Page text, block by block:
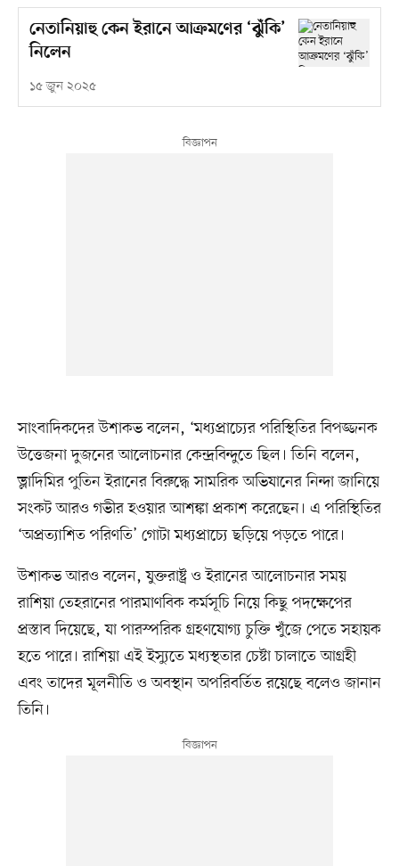
নেতানিয়াহু কেন ইরানে আক্রমণের ‘ঝুঁকি’
নিলেন
১৫ জুন ২০২৫
সাংবাদিকদের উশাকভ বলেন, ‘মধ্যপ্রাচ্যের পরিস্থিতির বিপজ্জনক
উত্তেজনা দুজনের আলোচনার কেন্দ্রবিন্দুতে ছিল। তিনি বলেন,
ভ্লাদিমির পুতিন ইরানের বিরুদ্ধে সামরিক অভিযানের নিন্দা জানিয়ে
সংকট আরও গভীর হওয়ার আশঙ্কা প্রকাশ করেছেন। এ পরিস্থিতির
‘অপ্রত্যাশিত পরিণতি’ গোটা মধ্যপ্রাচ্যে ছড়িয়ে পড়তে পারে।
উশাকভ আরও বলেন, যুক্তরাষ্ট্র ও ইরানের আলোচনার সময়
রাশিয়া তেহরানের পারমাণবিক কর্মসূচি নিয়ে কিছু পদক্ষেপের
প্রস্তাব দিয়েছে, যা পারস্পরিক গ্রহণযোগ্য চুক্তি খুঁজে পেতে সহায়ক
হতে পারে। রাশিয়া এই ইস্যুতে মধ্যস্থতার চেষ্টা চালাতে আগ্রহী
এবং তাদের মূলনীতি ও অবস্থান অপরিবর্তিত রয়েছে বলেও জানান
তিনি।